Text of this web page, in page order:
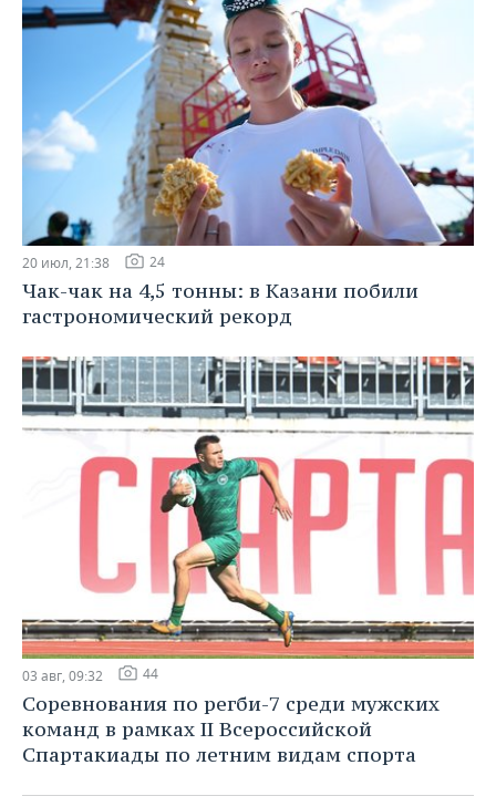
20 июл, 21:38 24
Чак-чак на 4,5 тонны: в Казани побили
гастрономический рекорд
03 авг, 09:32 44
Соревнования по регби-7 среди мужских
команд в рамках II Всероссийской
Спартакиады по летним видам спорта